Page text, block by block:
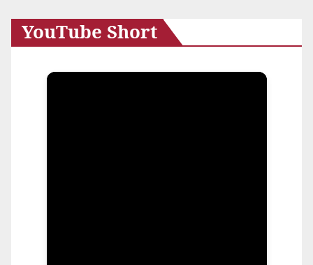
YouTube Short